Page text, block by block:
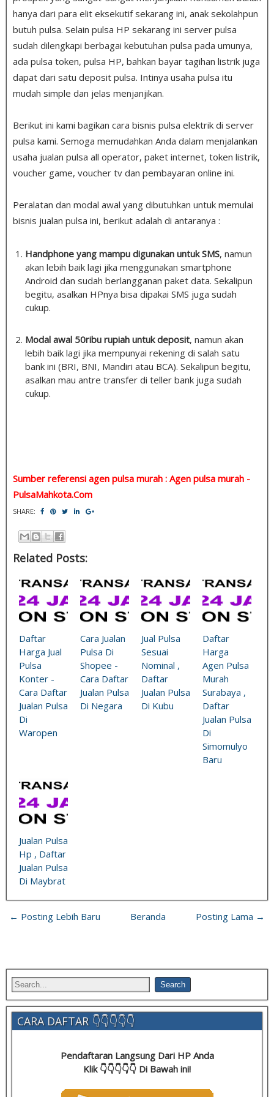
hanya dari para elit eksekutif sekarang ini, anak sekolahpun
butuh pulsa. Selain pulsa HP sekarang ini server pulsa
sudah dilengkapi berbagai kebutuhan pulsa pada umunya,
ada pulsa token, pulsa HP, bahkan bayar tagihan listrik juga
dapat dari satu deposit pulsa. Intinya usaha pulsa itu
mudah simple dan jelas menjanjikan.
Berikut ini kami bagikan cara bisnis pulsa elektrik di server
pulsa kami. Semoga memudahkan Anda dalam menjalankan
usaha jualan pulsa all operator, paket internet, token listrik,
voucher game, voucher tv dan pembayaran online ini.
Peralatan dan modal awal yang dibutuhkan untuk memulai
bisnis jualan pulsa ini, berikut adalah di antaranya :
Handphone yang mampu digunakan untuk SMS, namun
akan lebih baik lagi jika menggunakan smartphone
Android dan sudah berlangganan paket data. Sekalipun
begitu, asalkan HPnya bisa dipakai SMS juga sudah
cukup.
Modal awal 50ribu rupiah untuk deposit, namun akan
lebih baik lagi jika mempunyai rekening di salah satu
bank ini (BRI, BNI, Mandiri atau BCA). Sekalipun begitu,
asalkan mau antre transfer di teller bank juga sudah
cukup.
Sumber referensi agen pulsa murah : Agen pulsa murah -
PulsaMahkota.Com
SHARE:
Related Posts:
Daftar
Harga Jual
Pulsa
Konter -
Cara Daftar
Jualan Pulsa
Di
Waropen
Cara Jualan
Pulsa Di
Shopee -
Cara Daftar
Jualan Pulsa
Di Negara
Jual Pulsa
Sesuai
Nominal ,
Daftar
Jualan Pulsa
Di Kubu
Daftar
Harga
Agen Pulsa
Murah
Surabaya ,
Daftar
Jualan Pulsa
Di
Simomulyo
Baru
Jualan Pulsa
Hp , Daftar
Jualan Pulsa
Di Maybrat
← Posting Lebih Baru Posting Lama →
Beranda
CARA DAFTAR 👇👇👇👇👇
Pendaftaran Langsung Dari HP Anda
Klik 👇👇👇👇👇 Di Bawah ini!